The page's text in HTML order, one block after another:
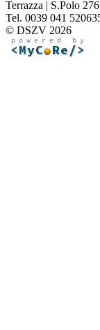
Terrazza | S.Polo
Tel. 0039 041
© DSZV 2026